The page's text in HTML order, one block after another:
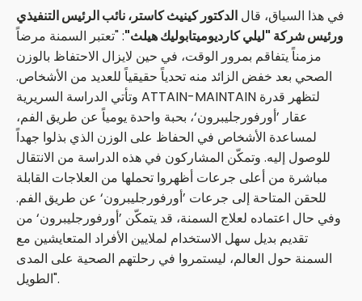
في هذا السياق، قال الدكتور كينيث كاستر، نائب الرئيس التنفيذي
ورئيس شركة "ليلي كارديوميتابوليك هيلث": "تعتبر السمنة مرضاً
مزمناً يتفاقم بمرور الوقت، في حين لايزال الاحتفاظ بالوزن
الصحي بعد خفض الزائد منه تحدياً حقيقياً للعديد من الأشخاص.
وتأتي الدراسة السريرية ATTAIN-MAINTAIN لتظهر قدرة
عقار ’أورفورجليبرون‘، بحبة واحدة يومياً عن طريق الفم،
لمساعدة الأشخاص في الحفاظ على الوزن الذي بذلوا جهداً
للوصول إليه. وتمكّن المشاركون في هذه الدراسة من الانتقال
مباشرة من أعلى جرعات أظهروا تحملها من العلاجات القابلة
للحقن المتاحة إلى جرعات ’أورفورجليبرون‘ عن طريق الفم.
وفي حال اعتماده لعلاج السمنة، قد يتمكّن ’أورفورجليبرون‘ من
تقديم بديل سهل الاستخدام لملايين الأفراد المتعايشين مع
السمنة حول العالم، ليستمروا في رحلتهم الصحية على المدى
الطويل".